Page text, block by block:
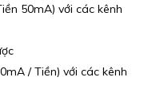
50mA) với các kênh
/ Tiền) với các kênh